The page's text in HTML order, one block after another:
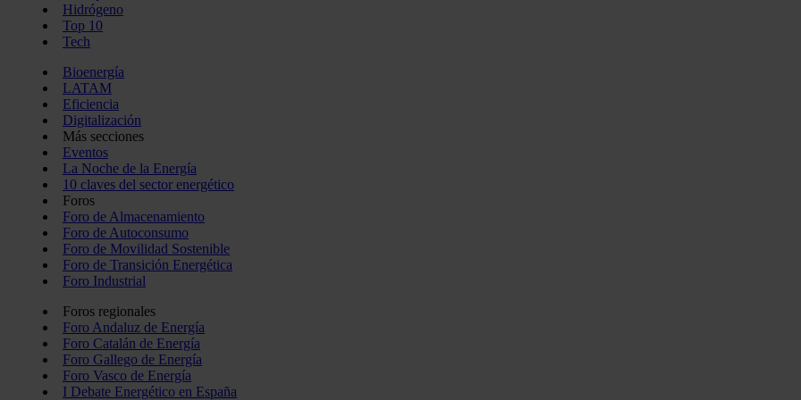
Hidrógeno
Top 10
Tech
Bioenergía
LATAM
Eficiencia
Digitalización
Más secciones
Eventos
La Noche de la Energía
10 claves del sector energético
Foros
Foro de Almacenamiento
Foro de Autoconsumo
Foro de Movilidad Sostenible
Foro de Transición Energética
Foro Industrial
Foros regionales
Foro Andaluz de Energía
Foro Catalán de Energía
Foro Gallego de Energía
Foro Vasco de Energía
I Debate Energético en España